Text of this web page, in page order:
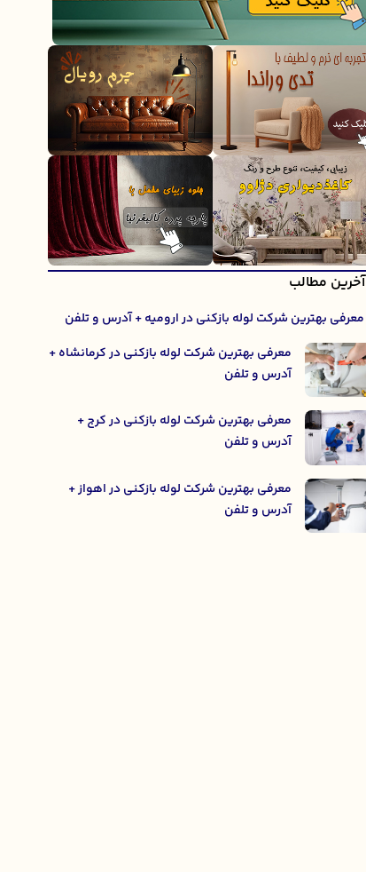
آخرین مطالب
معرفی بهترین شرکت لوله بازکنی در ارومیه + آدرس و تلفن
معرفی بهترین شرکت لوله بازکنی در کرمانشاه +
آدرس و تلفن
معرفی بهترین شرکت لوله بازکنی در کرج +
آدرس و تلفن
معرفی بهترین شرکت لوله بازکنی در اهواز +
آدرس و تلفن